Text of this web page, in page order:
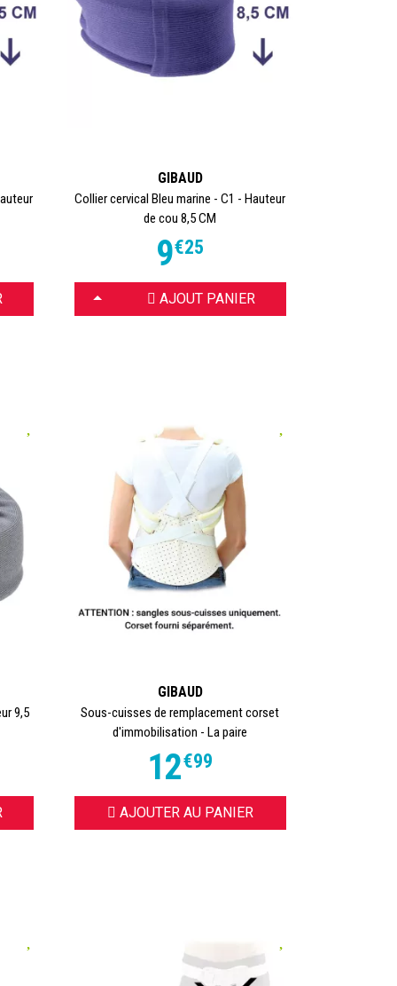
GIBAUD
Collier cervical Bleu marine - C1 - Hauteur
de cou 8,5 CM
9€25
CHOISIR AJOUT PANIER
9,5
GIBAUD
Sous-cuisses de remplacement corset
d'immobilisation - La paire
12€99
AJOUTER AU PANIER